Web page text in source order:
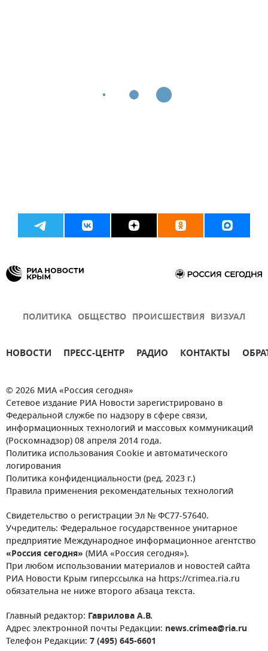
ПОЛИТИКА ОБЩЕСТВО ПРОИСШЕСТВИЯ ВИЗУАЛ
НОВОСТИ ПРЕСС-ЦЕНТР РАДИО КОНТАКТЫ
© 2026 МИА «Россия сегодня»
Сетевое издание РИА Новости зарегистрировано в
Федеральной службе по надзору в сфере связи,
информационных технологий и массовых коммуникаций
(Роскомнадзор) 08 апреля 2014 года.
Политика использования Cookie и автоматического
логирования
Политика конфиденциальности (ред. 2023 г.)
Правила применения рекомендательных технологий
Свидетельство о регистрации Эл № ФС77-57640.
Учредитель: Федеральное государственное унитарное
предприятие Международное информационное агентство
«Россия сегодня» (МИА «Россия сегодня»).
При любом использовании материалов и новостей сайта
РИА Новости Крым гиперссылка на https://crimea.ria.ru
обязательна не ниже второго абзаца текста.
Главный редактор: Гаврилова А.В.
Адрес электронной почты Редакции: news.crimea@ria.ru
Телефон Редакции: 7 (495) 645-6601